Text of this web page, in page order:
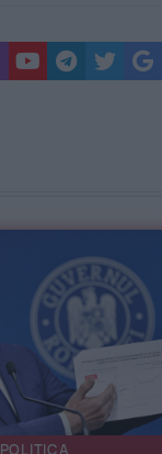
POLITICA